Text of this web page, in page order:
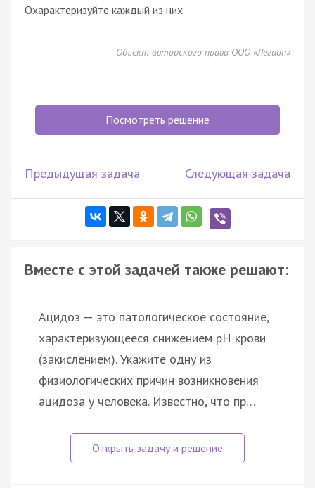
Охарактеризуйте каждый из них.
Объект авторского права ООО «Легион»
Посмотреть решение
Предыдущая задача Следующая задача
Вместе с этой задачей также решают:
Ацидоз — это патологическое состояние,
характеризующееся снижением pH крови
(закислением). Укажите одну из
физиологических причин возникновения
ацидоза у человека. Известно, что пр…